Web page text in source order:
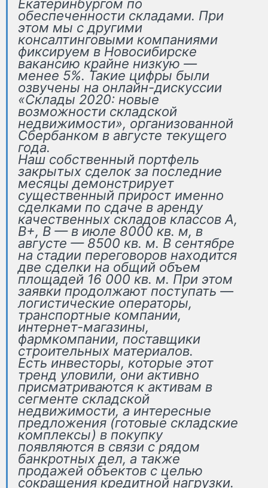
Екатеринбургом по
обеспеченности складами. При
этом мы с другими
консалтинговыми компаниями
фиксируем в Новосибирске
вакансию крайне низкую —
менее 5%. Такие цифры были
озвучены на онлайн-дискуссии
«Склады 2020: новые
возможности складской
недвижимости», организованной
Сбербанком в августе текущего
года.
Наш собственный портфель
закрытых сделок за последние
месяцы демонстрирует
существенный прирост именно
сделками по сдаче в аренду
качественных складов классов А,
В+, В — в июле 8000 кв. м, в
августе — 8500 кв. м. В сентябре
на стадии переговоров находится
две сделки на общий объем
площадей 16 000 кв. м. При этом
заявки продолжают поступать —
логистические операторы,
транспортные компании,
интернет-магазины,
фармкомпании, поставщики
строительных материалов.
Есть инвесторы, которые этот
тренд уловили, они активно
присматриваются к активам в
сегменте складской
недвижимости, а интересные
предложения (готовые складские
комплексы) в покупку
появляются в связи с рядом
банкротных дел, а также
продажей объектов с целью
сокращения кредитной нагрузки.